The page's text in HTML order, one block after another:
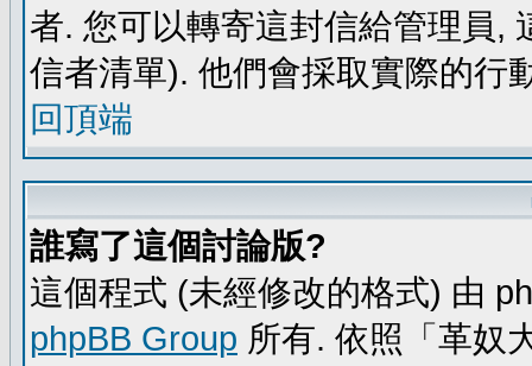
者. 您可以轉寄這封信給管理員,
信者清單). 他們會採取實際的行
回頂端
誰寫了這個討論版?
這個程式 (未經修改的格式) 由
phpBB Group 所有. 依照「革奴